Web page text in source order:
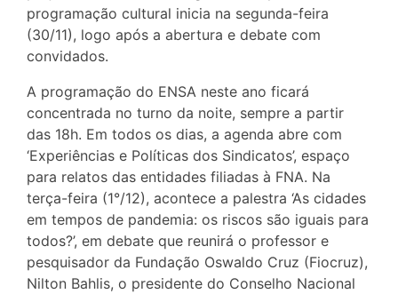
programação cultural inicia na segunda-feira
(30/11), logo após a abertura e debate com
convidados.
A programação do ENSA neste ano ficará
concentrada no turno da noite, sempre a partir
das 18h. Em todos os dias, a agenda abre com
‘Experiências e Políticas dos Sindicatos’, espaço
para relatos das entidades filiadas à FNA. Na
terça-feira (1°/12), acontece a palestra ‘As cidades
em tempos de pandemia: os riscos são iguais para
todos?’, em debate que reunirá o professor e
pesquisador da Fundação Oswaldo Cruz (Fiocruz),
Nilton Bahlis, o presidente do Conselho Nacional